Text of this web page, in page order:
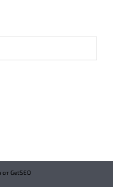
GetSEO